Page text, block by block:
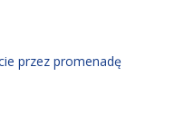
przez promenadę